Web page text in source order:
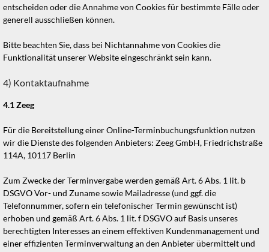
entscheiden oder die Annahme von Cookies für bestimmte Fälle oder
generell ausschließen können.
Bitte beachten Sie, dass bei Nichtannahme von Cookies die
Funktionalität unserer Website eingeschränkt sein kann.
4) Kontaktaufnahme
4.1Zeeg
Für die Bereitstellung einer Online-Terminbuchungsfunktion nutzen
wir die Dienste des folgenden Anbieters: Zeeg GmbH, Friedrichstraße
114A, 10117 Berlin
Zum Zwecke der Terminvergabe werden gemäß Art. 6 Abs. 1 lit. b
DSGVO Vor- und Zuname sowie Mailadresse (und ggf. die
Telefonnummer, sofern ein telefonischer Termin gewünscht ist)
erhoben und gemäß Art. 6 Abs. 1 lit. f DSGVO auf Basis unseres
berechtigten Interesses an einem effektiven Kundenmanagement und
einer effizienten Terminverwaltung an den Anbieter übermittelt und